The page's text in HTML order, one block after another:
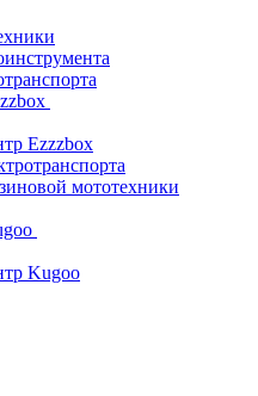
Ezzzbox
мототехники
Kugoo